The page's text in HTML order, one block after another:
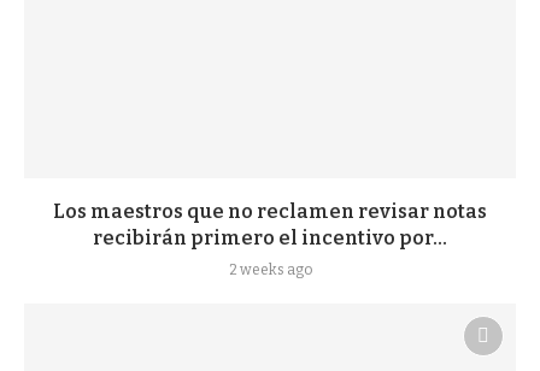
Los maestros que no reclamen revisar notas
recibirán primero el incentivo por...
2 weeks ago